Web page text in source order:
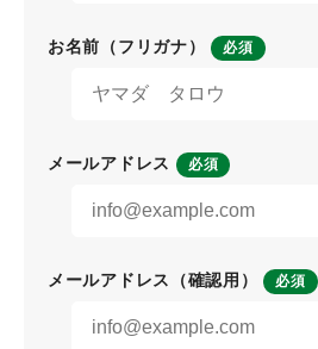
お名前（フリガナ） 必須
メールアドレス 必須
メールアドレス（確認用） 必須